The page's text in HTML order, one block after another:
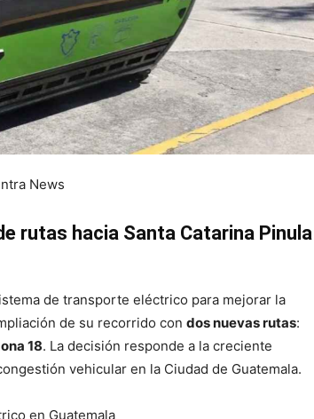
News
rutas hacia Santa Catarina Pinula
de transporte eléctrico para mejorar la
de su recorrido con dos nuevas rutas:
18. La decisión responde a la creciente
vehicular en la Ciudad de Guatemala.
en Guatemala